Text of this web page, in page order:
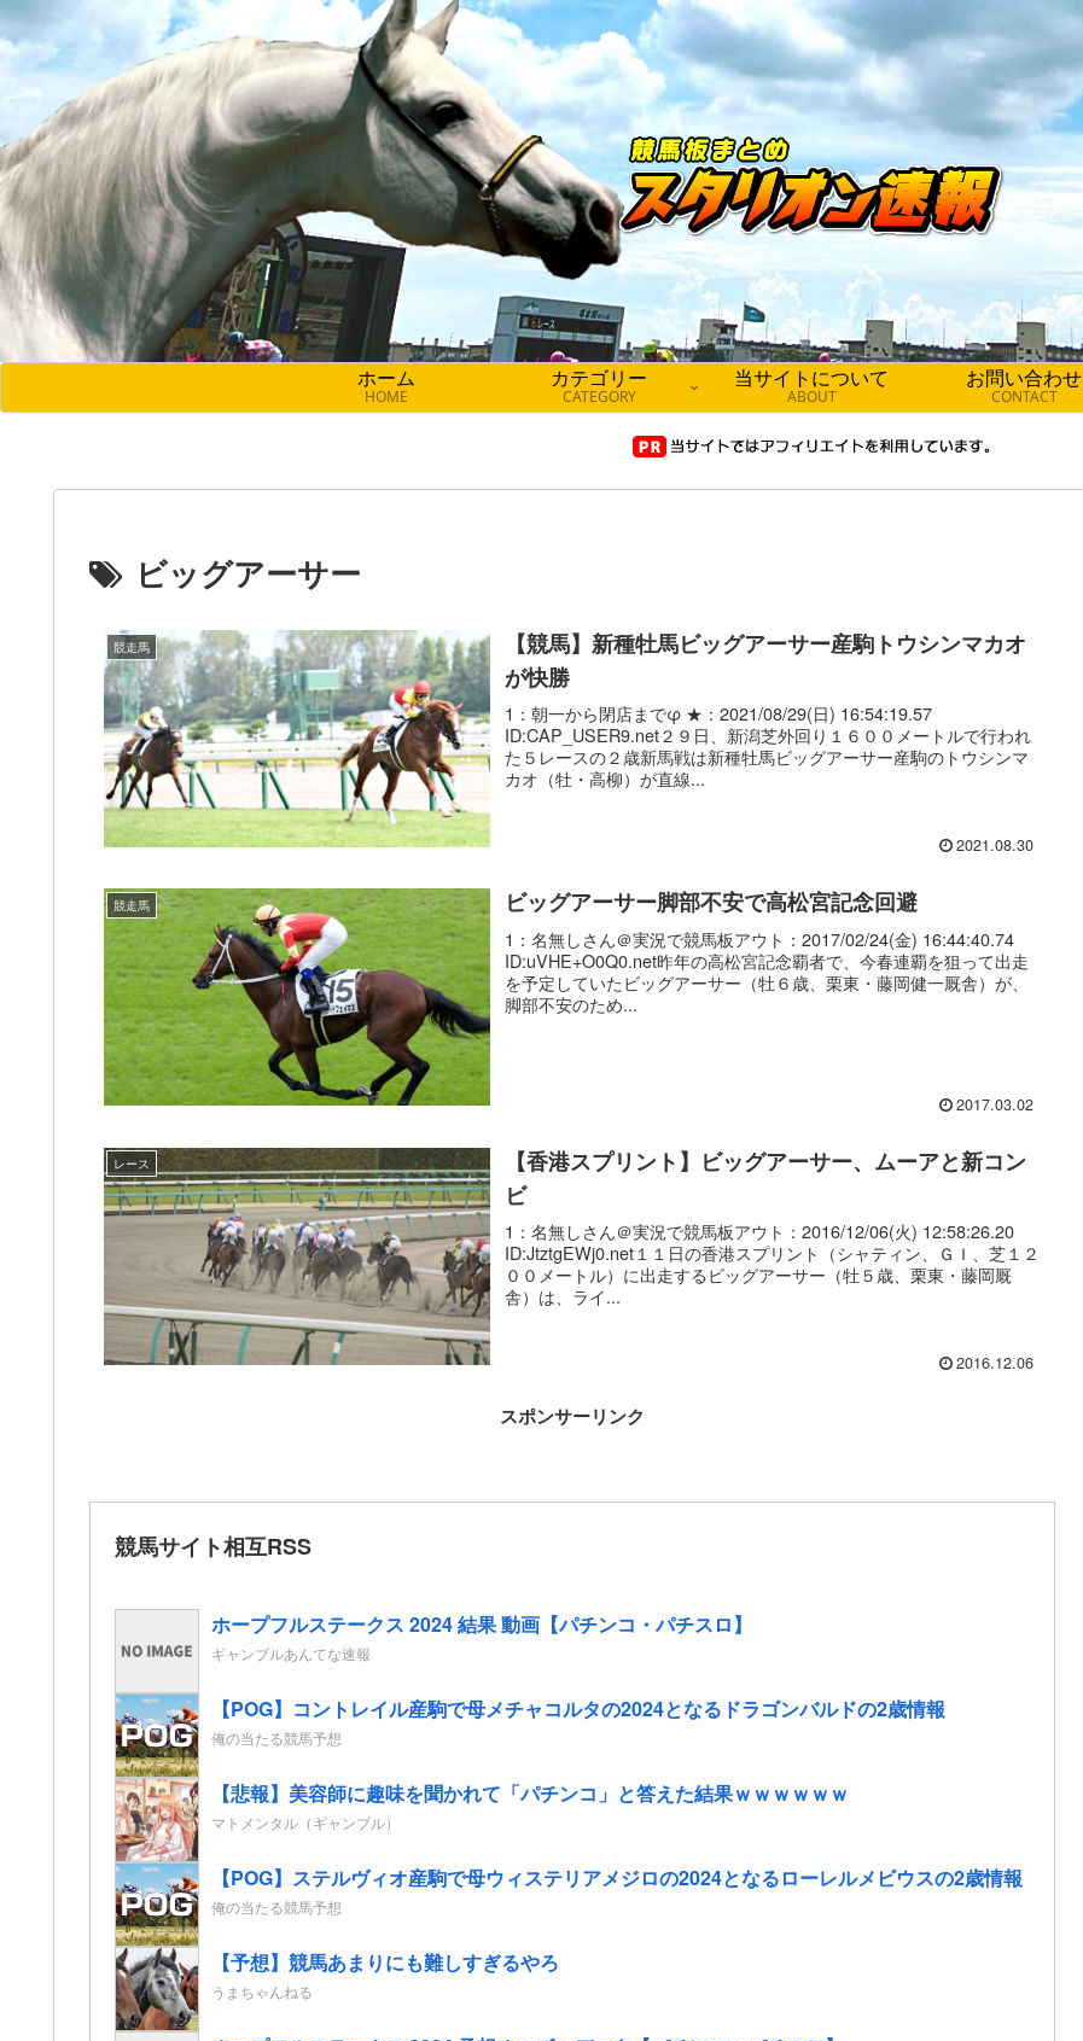
ホーム
HOME
カテゴリー
CATEGORY
当サイトについて
ABOUT
お問い合わせ
CONTACT
ビッグアーサー
競走馬
【競馬】新種牡馬ビッグアーサー産駒トウシンマカオ
が快勝
1：朝一から閉店までφ ★：2021/08/29(日) 16:54:19.57
ID:CAP_USER9.net２９日、新潟芝外回り１６００メートルで行われ
た５レースの２歳新馬戦は新種牡馬ビッグアーサー産駒のトウシンマ
カオ（牡・高柳）が直線...
2021.08.30
競走馬 ビッグアーサー脚部不安で高松宮記念回避
1：名無しさん＠実況で競馬板アウト：2017/02/24(金) 16:44:40.74
ID:uVHE+O0Q0.net昨年の高松宮記念覇者で、今春連覇を狙って出走
を予定していたビッグアーサー（牡６歳、栗東・藤岡健一厩舎）が、
脚部不安のため...
2017.03.02
レース
【香港スプリント】ビッグアーサー、ムーアと新コン
ビ
1：名無しさん＠実況で競馬板アウト：2016/12/06(火) 12:58:26.20
ID:JtztgEWj0.net１１日の香港スプリント（シャティン、ＧＩ、芝１２
００メートル）に出走するビッグアーサー（牡５歳、栗東・藤岡厩
舎）は、ライ...
2016.12.06
スポンサーリンク
競馬サイト相互RSS
ホープフルステークス 2024 結果 動画【パチンコ・パチスロ】
ギャンブルあんてな速報
【POG】コントレイル産駒で母メチャコルタの2024となるドラゴンバルドの2歳情報
俺の当たる競馬予想
【悲報】美容師に趣味を聞かれて「パチンコ」と答えた結果ｗｗｗｗｗｗ
マトメンタル（ギャンブル）
【POG】ステルヴィオ産駒で母ウィステリアメジロの2024となるローレルメビウスの2歳情報
俺の当たる競馬予想
【予想】競馬あまりにも難しすぎるやろ
うまちゃんねる